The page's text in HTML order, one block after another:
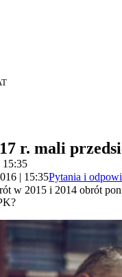
r. mali
15:35
| 15:35Pytania i
w 2015 i 2014 obrót